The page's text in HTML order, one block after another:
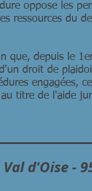
oppose les
ressources du
que, depuis le
droit de
engagées,
titre de l'aide
d'Oise -